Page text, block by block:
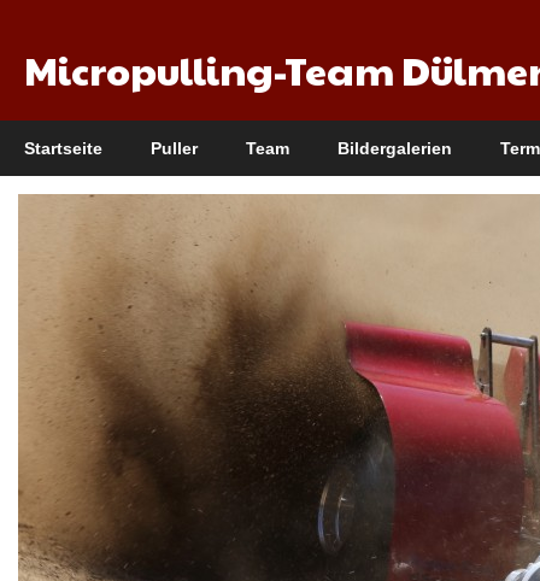
Micropulling-Team
Startseite Puller Team Bildergalerien